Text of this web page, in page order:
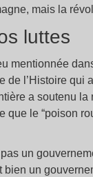
mais la
luttes
mentionnée
de l’Histoire qui
a soutenu
que le “poison
un
un